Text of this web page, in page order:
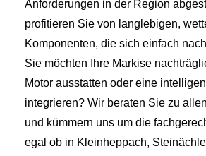
Anforderungen in der Region
profitieren Sie von langlebigen,
Komponenten, die sich einfach
Sie möchten Ihre Markise
Motor ausstatten oder eine
integrieren? Wir beraten Sie zu
und kümmern uns um die
egal ob in Kleinheppach,